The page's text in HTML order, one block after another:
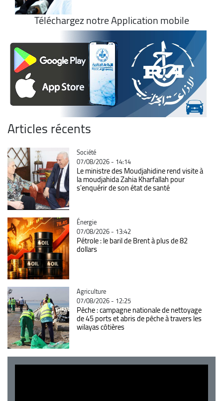
Téléchargez notre Application mobile
Articles récents
Catégorie
Société
07/08/2026 - 14:14
Le ministre des Moudjahidine rend visite à
la moudjahida Zahia Kharfallah pour
s'enquérir de son état de santé
Catégorie
Énergie
07/08/2026 - 13:42
Pétrole : le baril de Brent à plus de 82
dollars
Catégorie
Agriculture
07/08/2026 - 12:25
Pêche : campagne nationale de nettoyage
de 45 ports et abris de pêche à travers les
wilayas côtières